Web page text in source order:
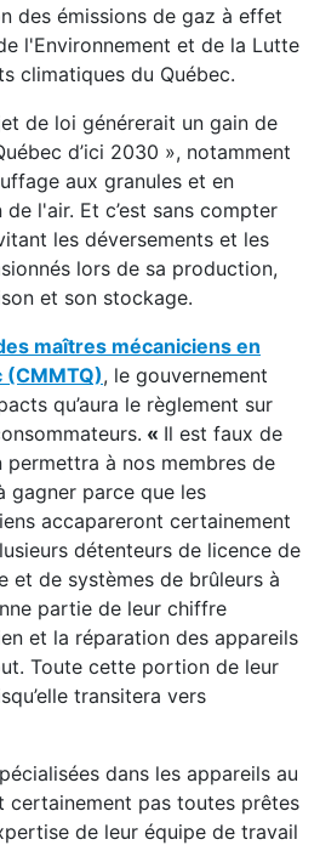
des émissions de gaz à effet
l'Environnement et de la Lutte
climatiques du Québec.
de loi générerait un gain de
d’ici 2030 », notamment
aux granules et en
l'air. Et c’est sans compter
les déversements et les
lors de sa production,
et son stockage.
maîtres mécaniciens en
, le gouvernement
qu’aura le règlement sur
« Il est faux de
à nos membres de
gagner parce que les
accapareront certainement
détenteurs de licence de
et de systèmes de brûleurs à
partie de leur chiffre
et la réparation des appareils
Toute cette portion de leur
transitera vers
dans les appareils au
certainement pas toutes prêtes
de leur équipe de travail